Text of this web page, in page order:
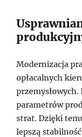
Modernizacja
opłacalnych
parametrów
strat. Dzięki
lepszą